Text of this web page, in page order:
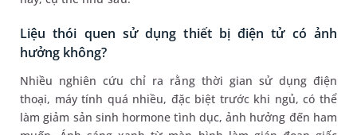
Liệu thói quen sử dụng thiết bị điện tử có ảnh
hưởng không?
Nhiều nghiên cứu chỉ ra rằng thời gian sử dụng điện
thoại, máy tính quá nhiều, đặc biệt trước khi ngủ, có thể
làm giảm sản sinh hormone tình dục, ảnh hưởng đến ham